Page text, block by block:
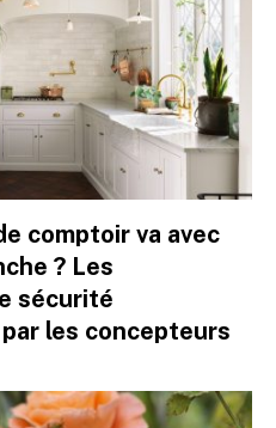
comptoir va avec
? Les
sécurité
les concepteurs